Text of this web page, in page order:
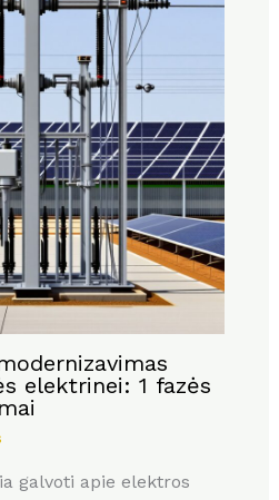
elektrinei: 1 fazės
galvoti apie elektros